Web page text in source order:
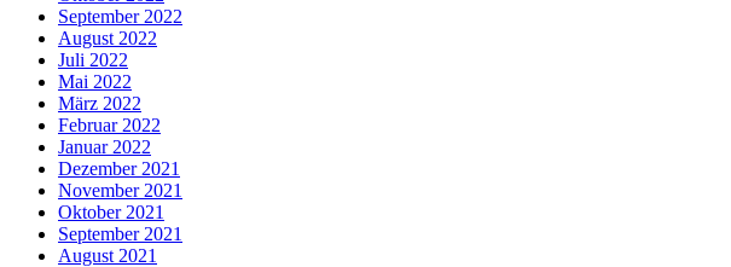
September 2022
August 2022
Juli 2022
Mai 2022
März 2022
Februar 2022
Januar 2022
Dezember 2021
November 2021
Oktober 2021
September 2021
August 2021